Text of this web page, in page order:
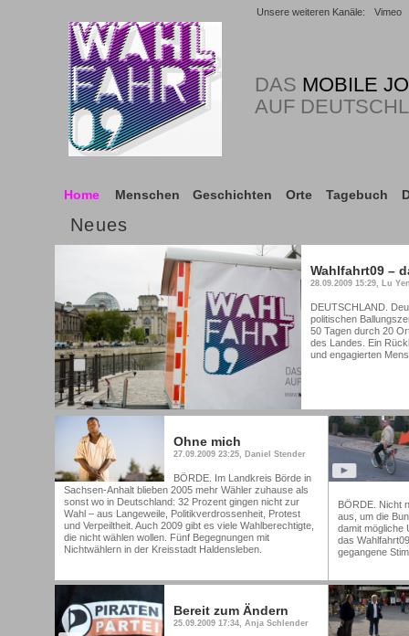
Unsere weiteren Kanäle: Vimeo
DAS MOBILE
AUF
Home Menschen Geschichten Orte Tagebuch
Neues
Wahlfahrt09 –
28.09.2009 15:29, Lu
DEUTSCHLAND.
politischen
50 Tagen durch 20
des Landes. Ein
und engagierten
Ohne mich
27.09.2009 23:25, Daniel Stender
BÖRDE. Im Landkreis Börde in
Sachsen-Anhalt blieben 2005 mehr Wähler zuhause als
sonst wo in Deutschland: 32 Prozent gingen nicht zur
Wahl – aus Langeweile, Politikverdrossenheit, Protest
und Verpeiltheit. Auch 2009 gibt es viele Wahlberechtigte,
die nicht wählen wollen. Fünf Begegnungen mit
Nichtwählern in der Kreisstadt Haldensleben.
BÖRDE. Nicht
aus, um die
damit mögliche
das
gegangene
Bereit zum Ändern
25.09.2009 17:34, Anja Schlender